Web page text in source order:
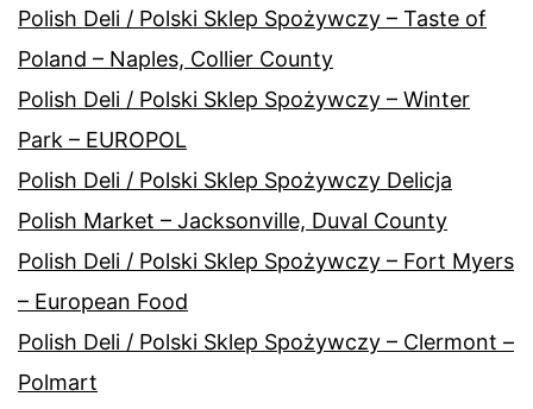
Polish Deli / Polski Sklep Spożywczy – Taste of
Poland – Naples, Collier County
Polish Deli / Polski Sklep Spożywczy – Winter
Park – EUROPOL
Polish Deli / Polski Sklep Spożywczy Delicja
Polish Market – Jacksonville, Duval County
Polish Deli / Polski Sklep Spożywczy – Fort Myers
– European Food
Polish Deli / Polski Sklep Spożywczy – Clermont –
Polmart